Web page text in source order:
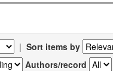
| Sort items by
Authors/record